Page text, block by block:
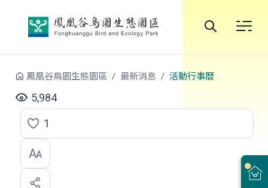
站
尋
鳳凰谷鳥園生態園區 最新消息 活動行事曆
5,984
點
選
喜
1